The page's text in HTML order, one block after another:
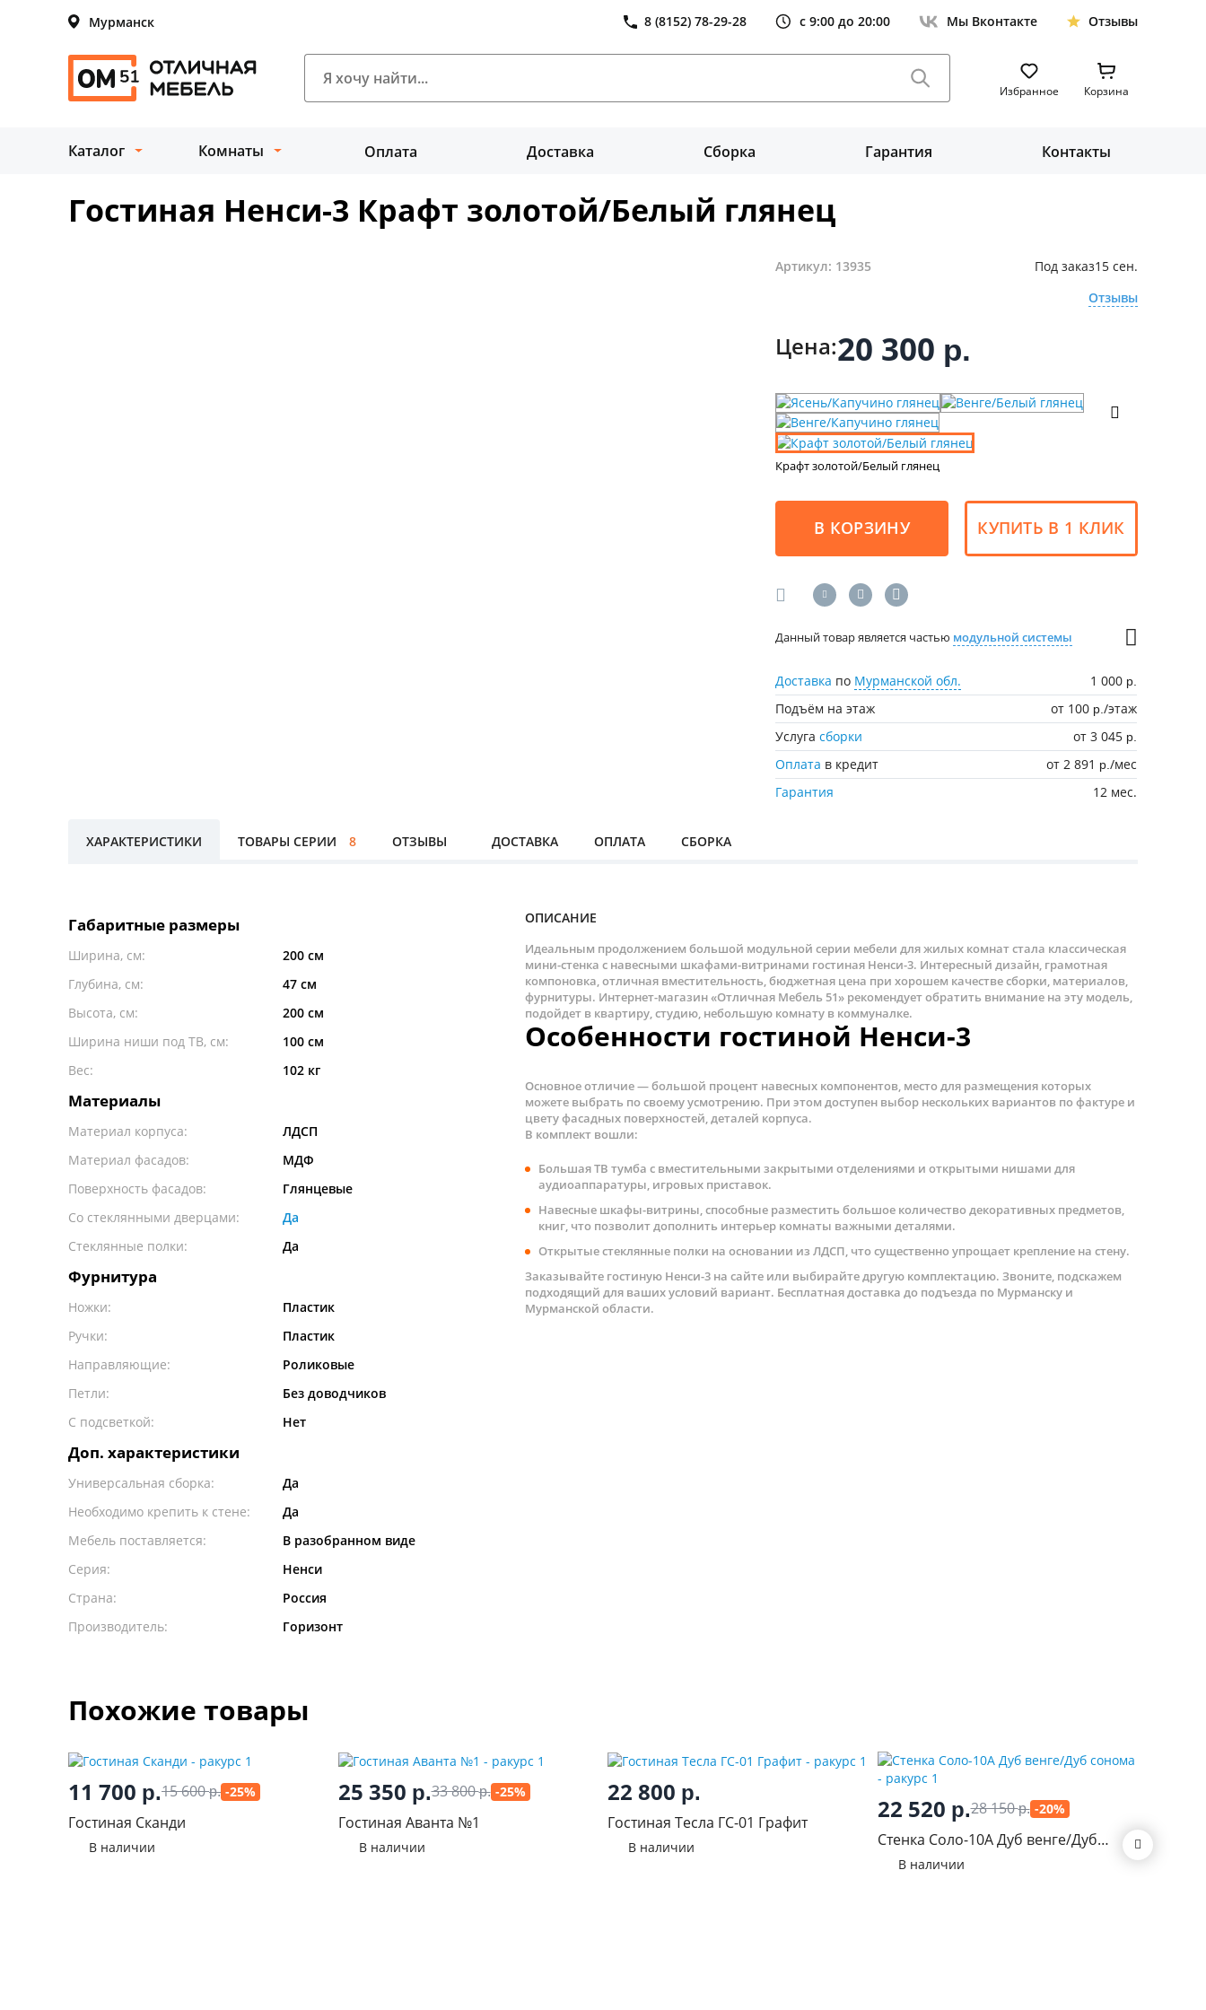
Мурманск 8 (8152) 78-29-28 с 9:00 до 20:00 Мы Вконтакте Отзывы
Избранное Корзина
Каталог Комнаты Оплата Доставка Сборка Гарантия Контакты
Гостиная Ненси-3 Крафт золотой/Белый глянец
Артикул: 13935 Под заказ15 сен.
Отзывы
Цена:20 300 р.
Крафт золотой/Белый глянец
В КОРЗИНУ КУПИТЬ В 1 КЛИК
Данный товар является частью модульной системы
Доставка по Мурманской обл. 1 000 р.
Подъём на этаж от 100 р./этаж
Услугасборки от 3 045 р.
Оплата в кредит от 2 891 р./мес
Гарантия
12 мес.
ХАРАКТЕРИСТИКИ ТОВАРЫ СЕРИИ 8 ОТЗЫВЫ ДОСТАВКА ОПЛАТА СБОРКА
Габаритные размеры
Ширина, см:
200 см
Глубина, см:
47 см
Высота, см:
200 см
Ширина ниши под ТВ, см:
100 см
Вес:
102 кг
Материалы
Материал корпуса:
ЛДСП
Материал фасадов:
МДФ
Поверхность фасадов:
Глянцевые
Со стеклянными дверцами:
Да
Стеклянные полки:
Да
Фурнитура
Ножки:
Пластик
Ручки:
Пластик
Направляющие:
Роликовые
Петли:
Без доводчиков
С подсветкой:
Нет
Доп. характеристики
Универсальная сборка:
Да
Необходимо крепить к стене:
Да
Мебель поставляется:
В разобранном виде
Серия:
Ненси
Страна:
Россия
Производитель:
Горизонт
ОПИСАНИЕ
Идеальным продолжением большой модульной серии мебели для жилых комнат стала классическая
мини-стенка с навесными шкафами-витринами гостиная Ненси-3. Интересный дизайн, грамотная
компоновка, отличная вместительность, бюджетная цена при хорошем качестве сборки, материалов,
фурнитуры. Интернет-магазин «Отличная Мебель 51» рекомендует обратить внимание на эту модель,
подойдет в квартиру, студию, небольшую комнату в коммуналке.
Особенности гостиной Ненси-3
Основное отличие — большой процент навесных компонентов, место для размещения которых
можете выбрать по своему усмотрению. При этом доступен выбор нескольких вариантов по фактуре и
цвету фасадных поверхностей, деталей корпуса.
В комплект вошли:
Большая ТВ тумба с вместительными закрытыми отделениями и открытыми нишами для
аудиоаппаратуры, игровых приставок.
Навесные шкафы-витрины, способные разместить большое количество декоративных предметов,
книг, что позволит дополнить интерьер комнаты важными деталями.
Открытые стеклянные полки на основании из ЛДСП, что существенно упрощает крепление на стену.
Заказывайте гостиную Ненси-3 на сайте или выбирайте другую комплектацию. Звоните, подскажем
подходящий для ваших условий вариант. Бесплатная доставка до подъезда по Мурманску и
Мурманской области.
Похожие товары
11 700 р.15 600р. -25%
Гостиная Сканди
В наличии
25 350 р.33 800р. -25%
Гостиная Аванта №1
В наличии
22 800 р.
Гостиная Тесла ГС-01 Графит
В наличии
22 520 р.28 150р. -20%
Стенка Соло-10А Дуб венге/Дуб
сонома
В наличии